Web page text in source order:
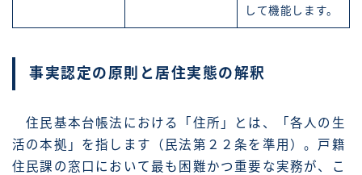
して機能します。
事実認定の原則と居住実態の解釈
住民基本台帳法における「住所」とは、「各人の生
活の本拠」を指します（民法第２２条を準用）。戸籍
住民課の窓口において最も困難かつ重要な実務が、こ